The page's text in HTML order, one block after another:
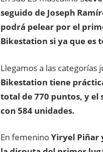
seguido de Joseph
podrá pelear por el
Bikestation si ya que es
Llegamos a las
Bikestation tiene
total de 770 puntos, y el
con 584 unidades.
En femeninoYiryel Piñar